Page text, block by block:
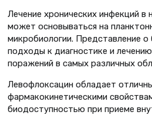
Лечение хронических инфекций в
может основываться на
микробиологии. Представление о
подходы к диагностике и
поражений в самых различных
Левофлоксацин обладает
фармакокинетическими
биодоступностью при приеме